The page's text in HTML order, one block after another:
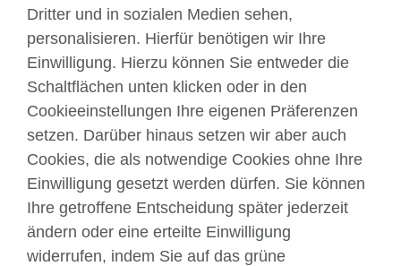
Über uns
Englisch unterrichten
Kontakt
Facebook Twitter
YouTube
TikTok
Dritter und in sozialen Medien sehen,
personalisieren. Hierfür benötigen wir Ihre
Einwilligung. Hierzu können Sie entweder die
Schaltflächen unten klicken oder in den
Cookieeinstellungen Ihre eigenen Präferenzen
setzen. Darüber hinaus setzen wir aber auch
Cookies, die als notwendige Cookies ohne Ihre
Einwilligung gesetzt werden dürfen. Sie können
Ihre getroffene Entscheidung später jederzeit
ändern oder eine erteilte Einwilligung
widerrufen, indem Sie auf das grüne